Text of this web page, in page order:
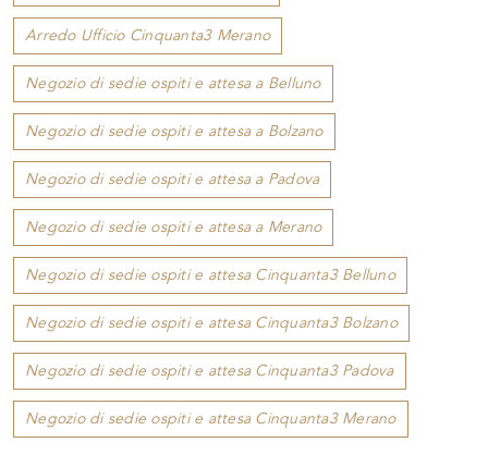
Arredo Ufficio Cinquanta3 Merano
Negozio di sedie ospiti e attesa a Belluno
Negozio di sedie ospiti e attesa a Bolzano
Negozio di sedie ospiti e attesa a Padova
Negozio di sedie ospiti e attesa a Merano
Negozio di sedie ospiti e attesa Cinquanta3 Belluno
Negozio di sedie ospiti e attesa Cinquanta3 Bolzano
Negozio di sedie ospiti e attesa Cinquanta3 Padova
Negozio di sedie ospiti e attesa Cinquanta3 Merano